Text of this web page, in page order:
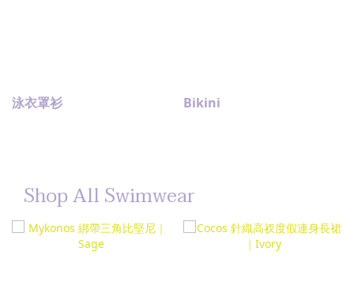
泳衣罩衫 Bikini
Shop All Swimwear